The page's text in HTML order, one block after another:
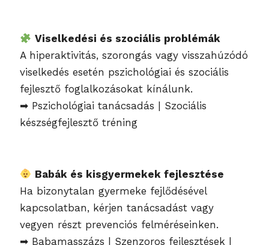
Viselkedési és szociális problémák
A hiperaktivitás, szorongás vagy visszahúzódó
viselkedés esetén pszichológiai és szociális
fejlesztő foglalkozásokat kínálunk.
➡ Pszichológiai tanácsadás | Szociális
készségfejlesztő tréning
Babák és kisgyermekek fejlesztése
Ha bizonytalan gyermeke fejlődésével
kapcsolatban, kérjen tanácsadást vagy
vegyen részt prevenciós felméréseinken.
➡ Babamasszázs | Szenzoros fejlesztések |